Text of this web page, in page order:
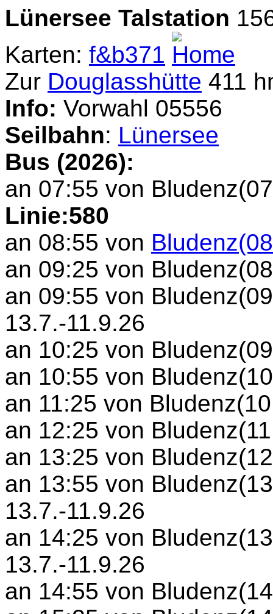
Lünersee Talstation
Karten: f&b371
Zur Douglasshütte 411
Info: Vorwahl 05556
Seilbahn: Lünersee
Bus (2026):
an 07:55 von
Linie:580
an 08:55 von
an 09:25 von
an 09:55 von
13.7.-11.9.26
an 10:25 von
an 10:55 von
an 11:25 von
an 12:25 von
an 13:25 von
an 13:55 von
13.7.-11.9.26
an 14:25 von
13.7.-11.9.26
an 14:55 von